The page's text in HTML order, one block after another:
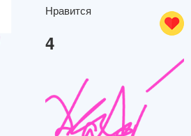
Нравится
4